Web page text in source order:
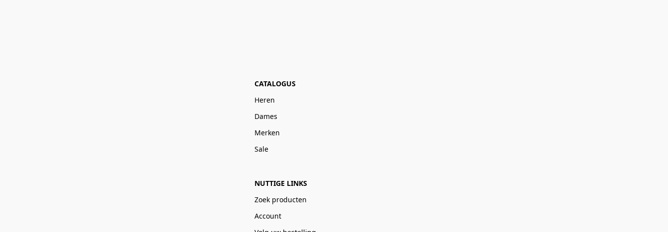
CATALOGUS
Heren
Dames
Merken
Sale
NUTTIGE LINKS
Zoek producten
Account